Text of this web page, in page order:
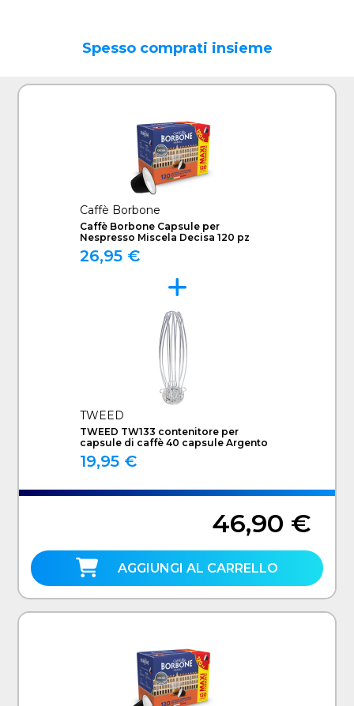
Spesso comprati insieme
Caffè Borbone
Caffè Borbone Capsule per
Nespresso Miscela Decisa 120 pz
26,95 €
TWEED
TWEED TW133 contenitore per
capsule di caffè 40 capsule Argento
19,95 €
46,90 €
AGGIUNGI AL CARRELLO